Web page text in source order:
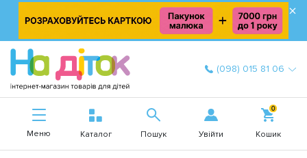
×
(098) 015 81 06
Меню Каталог Пошук Увійти
0
Кошик